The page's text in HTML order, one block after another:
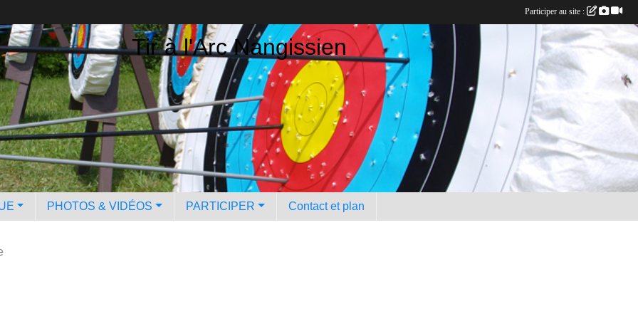
Tir à l'Arc Nangissien
PHOTOS & VIDÉOS PARTICIPER Contact et plan
Participer au site :